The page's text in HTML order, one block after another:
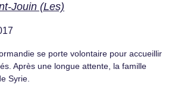
Jouin (Les)
se porte volontaire pour accueillir
Après une longue attente, la famille
Syrie.